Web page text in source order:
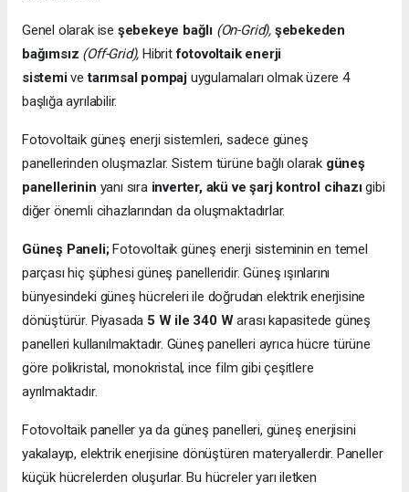
Genel olarak ise şebekeye bağlı (On-Grid), şebekeden
bağımsız (Off-Grid), Hibritfotovoltaik enerji
sistemivetarımsal pompaj uygulamaları olmak üzere 4
başlığa ayrılabilir.
Fotovoltaik güneş enerji sistemleri, sadece güneş
panellerinden oluşmazlar. Sistem türüne bağlı olarak güneş
panellerinin yanı sıra inverter, akü ve şarj kontrol cihazıgibi
diğer önemli cihazlarından da oluşmaktadırlar.
Güneş Paneli;Fotovoltaik güneş enerji sisteminin en temel
parçası hiç şüphesi güneş panelleridir. Güneş ışınlarını
bünyesindeki güneş hücreleri ile doğrudan elektrik enerjisine
dönüştürür. Piyasada 5 W ile 340 Warası kapasitede güneş
panelleri kullanılmaktadır. Güneş panelleri ayrıca hücre türüne
göre polikristal, monokristal, ince film gibi çeşitlere
ayrılmaktadır.
Fotovoltaik paneller ya da güneş panelleri, güneş enerjisini
yakalayıp, elektrik enerjisine dönüştüren materyallerdir. Paneller
küçük hücrelerden oluşurlar. Bu hücreler yarı iletken